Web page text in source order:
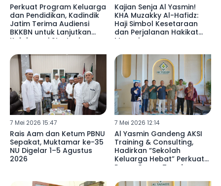
Perkuat Program Keluarga
dan Pendidikan, Kadindik
Jatim Terima Audiensi
BKKBN untuk Lanjutkan
Kolaborasi Strategis
Kajian Senja Al Yasmin!
KHA Muzakky Al-Hafidz:
Haji Simbol Kesetaraan
dan Perjalanan Hakikat
Manusia
7 Mei 2026 15:47
Rais Aam dan Ketum PBNU
Sepakat, Muktamar ke-35
NU Digelar 1–5 Agustus
2026
7 Mei 2026 12:14
Al Yasmin Gandeng AKSI
Training & Consulting,
Hadirkan “Sekolah
Keluarga Hebat” Perkuat
Peran Orang Tua dan